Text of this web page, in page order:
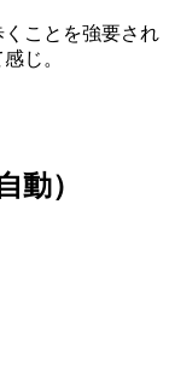
ことを強要され
じ。
動）